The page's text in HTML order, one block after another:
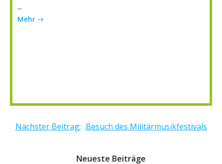
...
Mehr
Post
navigation
Nächster Beitrag: Besuch des Militärmusikfestivals
Neueste Beiträge